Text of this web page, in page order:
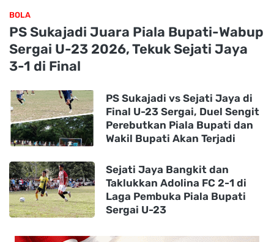
BOLA
PS Sukajadi Juara Piala Bupati-Wabup
Sergai U-23 2026, Tekuk Sejati Jaya
3-1 di Final
PS Sukajadi vs Sejati Jaya di
Final U-23 Sergai, Duel Sengit
Perebutkan Piala Bupati dan
Wakil Bupati Akan Terjadi
Sejati Jaya Bangkit dan
Taklukkan Adolina FC 2-1 di
Laga Pembuka Piala Bupati
Sergai U-23